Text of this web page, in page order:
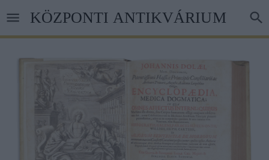
tartalomra
KÖZPONTI ANTIKVÁRIUM